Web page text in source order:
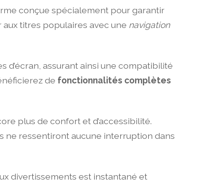
conçue spécialement pour garantir
titres populaires avec une navigation
d’écran, assurant ainsi une compatibilité
de fonctionnalités complètes
plus de confort et d’accessibilité.
ne ressentiront aucune interruption dans
divertissements est instantané et